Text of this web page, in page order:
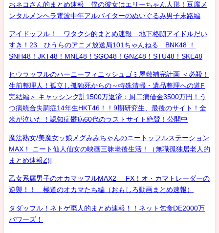
おネコさん的まとめ速報 僕の彼女はエリーちゃん人形！豆腐メ
ンタルメンヘラ電波中年アルバイターのぬいぐるみ男子末路編
アイドッフル！ ワタクシ的まとめ速報 地下格闘アイドルだい
すき！23 ひうらのアニメ放送局101ちゃんねる BNK48 ！
SNH48！JKT48！MNL48！SGO48！GNZ48！STU48！SKE48
ヒウラッフルのハーニーフィニッシュゴミ屋敷補完計画 ＜必殺！
生前整理人！孤立し孤独死からの～特殊清掃・遺品整理への道F
完結編＞ キャッシング計1500万返済：厨二病借金3500万円！う
つ病統合失調症14年生HKT46！！9期研究生、最後のサイト！全
米が泣いた！認知症鬱病60代のラストサイト絶賛！公開中
魔法熟女/美魔女ッ娘メグみみちゃんのニートッフルステーション
MAX！ ニート仙人仙女の映画三昧老後生活！（無職孤独居老人的
まとめ速報Z)]
乙女系腐男子のオカマッフルMAX2- FX！オ・カマトレーダーの
逆襲！！ 極道のオカマたち編（おもしろ動画まとめ速報）
タダッフル！ネトゲ廃人的まとめ速報！！ネット乞食DE2000万
パワーズ！